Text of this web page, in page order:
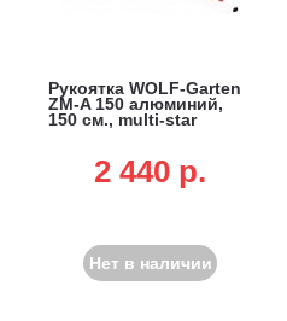
Рукоятка WOLF-Garten
ZM-A 150 алюминий,
150 см., multi-star
2 440 p.
Нет в наличии